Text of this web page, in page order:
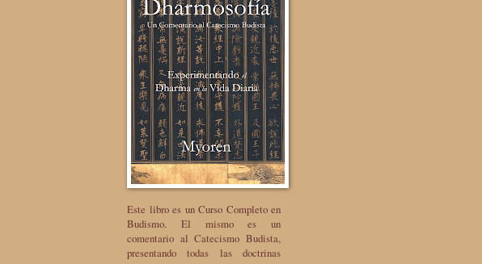
Este libro es un Curso Completo en
Budismo. El mismo es un
comentario al Catecismo Budista,
presentando todas las doctrinas